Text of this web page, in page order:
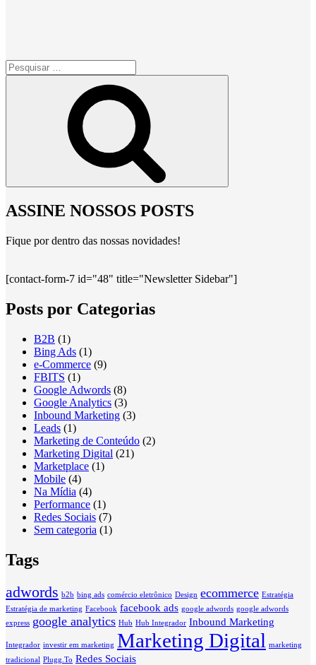
Pesquisar
por:
ASSINE NOSSOS POSTS
Fique por dentro das nossas novidades!
[contact-form-7 id="48" title="Newsletter Sidebar"]
Posts por Categorias
B2B (1)
Bing Ads (1)
e-Commerce (9)
FBITS (1)
Google Adwords (8)
Google Analytics (3)
Inbound Marketing (3)
Leads (1)
Marketing de Conteúdo (2)
Marketing Digital (21)
Marketplace (1)
Mobile (4)
Na Mídia (4)
Performance (1)
Redes Sociais (7)
Sem categoria (1)
Tags
adwords b2b bing ads comércio eletrônico Design ecommerce Estratégia
Estratégia de marketing Facebook facebook ads google adwords google adwords
express google analytics Hub Hub Integrador Inbound Marketing
Integrador investir em marketing Marketing Digital marketing
tradicional Plugg.To Redes Sociais